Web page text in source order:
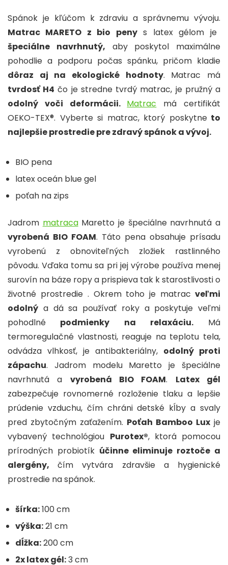
Spánok je kľúčom k zdraviu a správnemu vývoju.
Matrac MARETO z bio penys latex gélom je
špeciálne navrhnutý, aby poskytol maximálne
pohodlie a podporu počas spánku, pričom kladie
dôraz aj na ekologické hodnoty. Matrac má
tvrdosť H4 čo je stredne tvrdý matrac, je pružný a
odolný voči deformácii. Matrac má certifikát
OEKO-TEX®. Vyberte si matrac, ktorý poskytneto
najlepšie prostredie pre zdravý spánok a vývoj.
BIO pena
latex oceán blue gel
poťah na zips
Jadrom matracaMaretto je špeciálne navrhnutá a
vyrobená BIO FOAM. Táto pena obsahuje prísadu
vyrobenú z obnoviteľných zložiek rastlinného
pôvodu. Vďaka tomu sa pri jej výrobe používa menej
surovín na báze ropy a prispieva tak k starostlivosti o
životné prostredie . Okrem toho je matrac veľmi
odolný a dá sa používať roky a poskytuje veľmi
pohodlné podmienky na relaxáciu.Má
termoregulačné vlastnosti, reaguje na teplotu tela,
odvádza vlhkosť, je antibakteriálny, odolný proti
zápachu. Jadrom modelu Maretto je špeciálne
navrhnutá a vyrobená BIO FOAM. Latex gél
zabezpečuje rovnomerné rozloženie tlaku a lepšie
prúdenie vzduchu, čím chráni detské kĺby a svaly
pred zbytočným zaťažením. Poťah Bamboo Lux je
vybavený technológiou Purotex®, ktorá pomocou
prírodných probiotík účinne eliminuje roztoče a
alergény,čím vytvára zdravšie a hygienické
prostredie na spánok.
šírka:100 cm
výška:21 cm
dĺžka:200 cm
2x latex gél:3 cm